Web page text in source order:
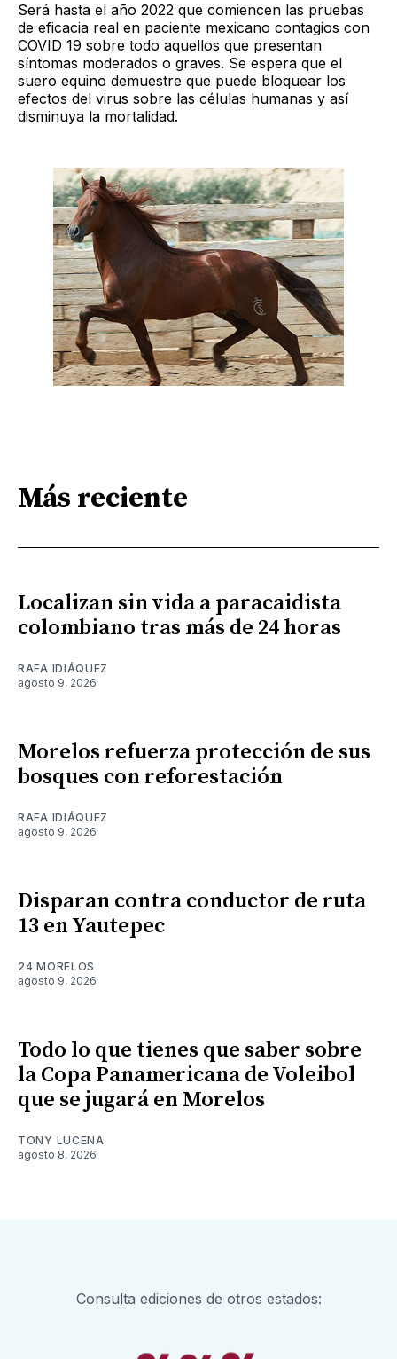
Será hasta el año 2022 que comiencen las pruebas
de eficacia real en paciente mexicano contagios con
COVID 19 sobre todo aquellos que presentan
síntomas moderados o graves. Se espera que el
suero equino demuestre que puede bloquear los
efectos del virus sobre las células humanas y así
disminuya la mortalidad.
Más reciente
Localizan sin vida a paracaidista
colombiano tras más de 24 horas
RAFA IDIÁQUEZ
agosto 9, 2026
Morelos refuerza protección de sus
bosques con reforestación
RAFA IDIÁQUEZ
agosto 9, 2026
Disparan contra conductor de ruta
13 en Yautepec
24 MORELOS
agosto 9, 2026
Todo lo que tienes que saber sobre
la Copa Panamericana de Voleibol
que se jugará en Morelos
TONY LUCENA
agosto 8, 2026
Consulta ediciones de otros estados: